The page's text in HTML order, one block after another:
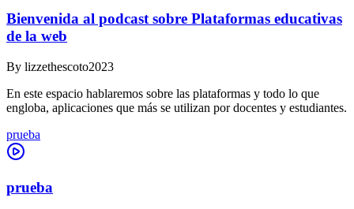
Bienvenida al podcast sobre Plataformas educativas
de la web
By lizzethescoto2023
En este espacio hablaremos sobre las plataformas y todo lo que
engloba, aplicaciones que más se utilizan por docentes y estudiantes.
prueba
prueba